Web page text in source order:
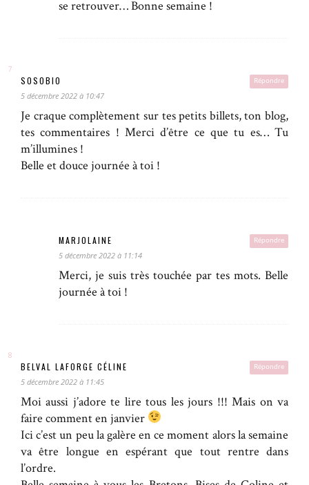
se retrouver… Bonne semaine !
Répondre
SOSOBIO
5 décembre 2022 à 10:47
Je craque complètement sur tes petits billets, ton blog,
tes commentaires ! Merci d’être ce que tu es… Tu
m’illumines !
Belle et douce journée à toi !
Répondre
MARJOLAINE
5 décembre 2022 à 11:14
Merci, je suis très touchée par tes mots. Belle
journée à toi !
Répondre
BELVAL LAFORGE CÉLINE
5 décembre 2022 à 11:45
Moi aussi j’adore te lire tous les jours !!! Mais on va
faire comment en janvier
Ici c’est un peu la galère en ce moment alors la semaine
va être longue en espérant que tout rentre dans
l’ordre.